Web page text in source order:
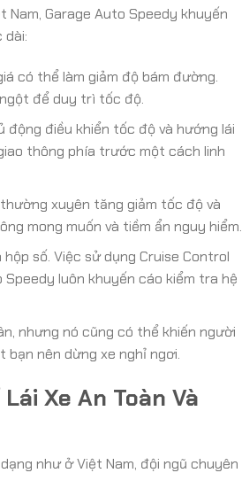
Garage Auto Speedy khuyến
dài:
có thể làm giảm độ bám đường.
để duy trì tốc độ.
động điều khiển tốc độ và hướng lái
thông phía trước một cách linh
xuyên tăng giảm tốc độ và
mong muốn và tiềm ẩn nguy hiểm.
số. Việc sử dụng Cruise Control
luôn khuyến cáo kiểm tra hệ
nhưng nó cũng có thể khiến người
nên dừng xe nghỉ ngơi.
Xe An Toàn Và
như ở Việt Nam, đội ngũ chuyên